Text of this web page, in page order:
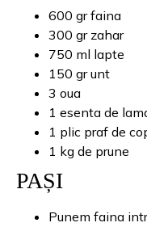
600 gr faina
300 gr zahar
750 ml lapte
150 gr unt
3 oua
1 esenta de
1 plic praf de
1 kg de prune
PAȘI
Punem faina